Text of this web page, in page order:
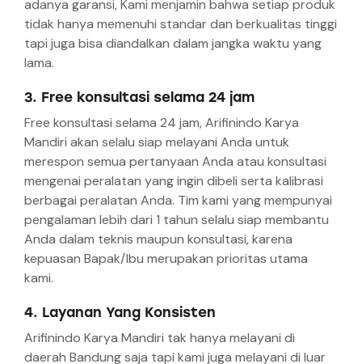
adanya garansi, Kami menjamin bahwa setiap produk
tidak hanya memenuhi standar dan berkualitas tinggi
tapi juga bisa diandalkan dalam jangka waktu yang
lama.
3. Free konsultasi selama 24 jam
Free konsultasi selama 24 jam, Arifinindo Karya
Mandiri akan selalu siap melayani Anda untuk
merespon semua pertanyaan Anda atau konsultasi
mengenai peralatan yang ingin dibeli serta kalibrasi
berbagai peralatan Anda. Tim kami yang mempunyai
pengalaman lebih dari 1 tahun selalu siap membantu
Anda dalam teknis maupun konsultasi, karena
kepuasan Bapak/Ibu merupakan prioritas utama
kami.
4. Layanan Yang Konsisten
Arifinindo Karya Mandiri tak hanya melayani di
daerah Bandung saja tapi kami juga melayani di luar